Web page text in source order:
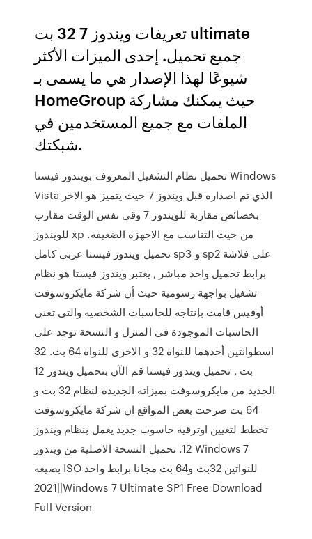
تعريفات ويندوز 7 32 بت ultimate
جميع تحميل. إحدى الميزات الأكثر
شيوعًا لهذا الإصدار هي ما يسمى بـ
HomeGroup حيث يمكنك مشاركة
الملفات مع جميع المستخدمين في
شبكتك.
تحميل نظام التشغيل المعروف بويندوز فيستا Windows
Vista الذي تم اصداره قبل ويندوز 7 حيث يتميز هو الاخر
بخصائص مقاربة للويندوز 7 وقي نفس الوقت مقارب
للويندوز xp من حيث التناسب مع الاجهزة الضعيفة.
تحميل ويندوز فيستا عربي كامل sp3 و sp2 على فلاشة
برابط تحميل واحد مباشر , يعتبر ويندوز فيستا هو نظام
تشغيل بواجهة رسومية حيث أن شركة مايكروسوفت
أوفيس قامت بإنتاجه للحاسبات الشخصية والتى تعنى
الحاسبات الموجودة فى المنزل و النسخة توجد على
اسطوانتين أحدهما للنواة 32 و الاخرى للنواة 64 بت. 32
بت , تحميل ويندوز فيستا قم الآن بتحميل ويندوز 12
الجديد من مايكروسوفت بميزاته الجديدة لنظام 32 بت و
64 بت صرحت بعض المواقع ان شركة مايكروسوفت
تخطط لتعيين اوترقية حاسوب جديد يعمل بنظام ويندوز
12. تحميل النسخة الاصلية من ويندوز Windows 7
بصيغة ISO للنواتين 32بت و64 بت مجانا برابط واحد
2021||Windows 7 Ultimate SP1 Free Download
Full Version